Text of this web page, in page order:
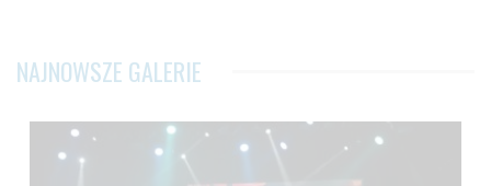
NAJNOWSZE GALERIE